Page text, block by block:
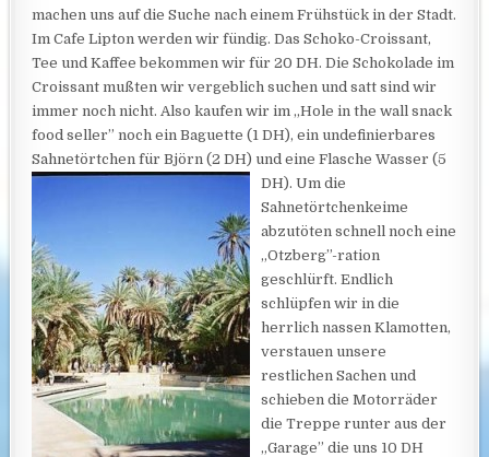
machen uns auf die Suche nach einem Frühstück in der Stadt.
Im Cafe Lipton werden wir fündig. Das Schoko-Croissant,
Tee und Kaffee bekommen wir für 20 DH. Die Schokolade im
Croissant mußten wir vergeblich suchen und satt sind wir
immer noch nicht. Also kaufen wir im „Hole in the wall snack
food seller” noch ein Baguette (1 DH), ein undefinierbares
Sahnetörtchen für Björn (2 DH) und eine Flasche Wasser (5
DH). Um die
Sahnetörtchenkeime
abzutöten schnell noch eine
„Otzberg”-ration
geschlürft. Endlich
schlüpfen wir in die
herrlich nassen Klamotten,
verstauen unsere
restlichen Sachen und
schieben die Motorräder
die Treppe runter aus der
„Garage” die uns 10 DH